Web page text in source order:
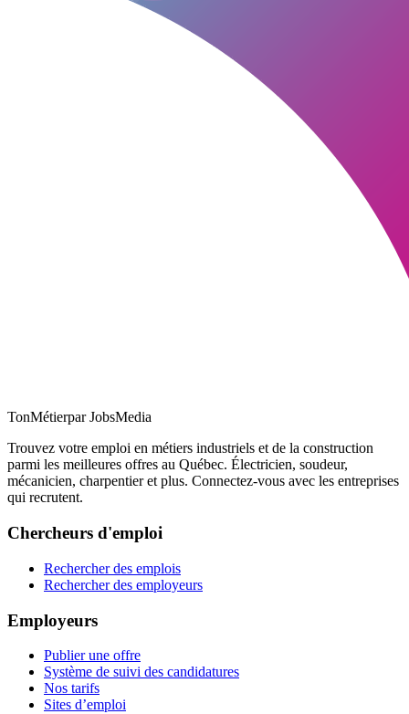
TonMétierpar JobsMedia
Trouvez votre emploi en métiers industriels et de la construction
parmi les meilleures offres au Québec. Électricien, soudeur,
mécanicien, charpentier et plus. Connectez-vous avec les entreprises
qui recrutent.
Chercheurs d'emploi
Rechercher des emplois
Rechercher des employeurs
Employeurs
Publier une offre
Système de suivi des candidatures
Nos tarifs
Sites d’emploi